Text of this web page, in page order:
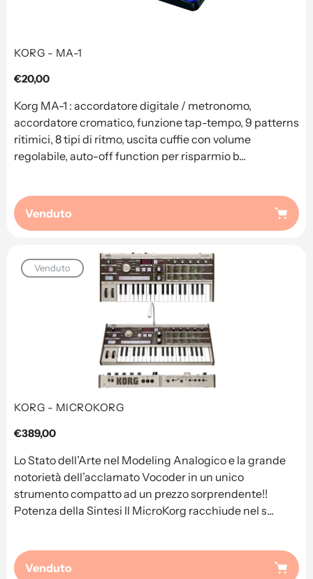
KORG - MA-1
Prezzo
€20,00
Korg MA-1 : accordatore digitale / metronomo,
accordatore cromatico, funzione tap-tempo, 9 patterns
ritimici, 8 tipi di ritmo, uscita cuffie con volume
regolabile, auto-off function per risparmio b...
Venduto
Venduto
KORG - MICROKORG
Prezzo
€389,00
Lo Stato dell’Arte nel Modeling Analogico e la grande
notorietà dell’acclamato Vocoder in un unico
strumento compatto ad un prezzo sorprendente!!
Potenza della Sintesi Il MicroKorg racchiude nel s...
Venduto